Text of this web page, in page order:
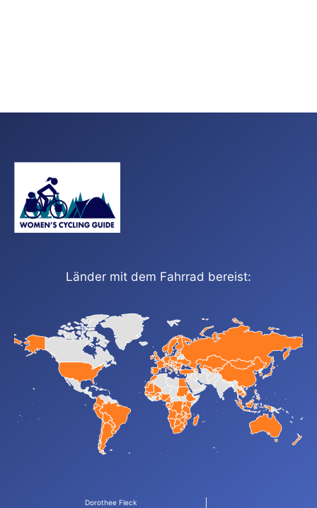
Länder mit dem Fahrrad bereist:
Dorothee Fleck